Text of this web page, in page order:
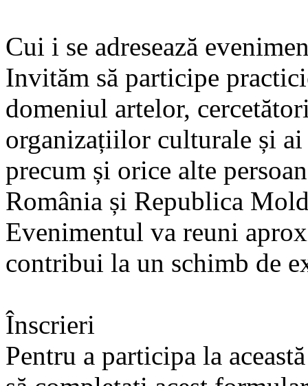
Cui i se adresează
Invităm să participe
domeniul artelor,
organizațiilor culturale și
precum și orice alte
România și Republica
Evenimentul va reuni
contribui la un schimb de
Înscrieri
Pentru a participa la